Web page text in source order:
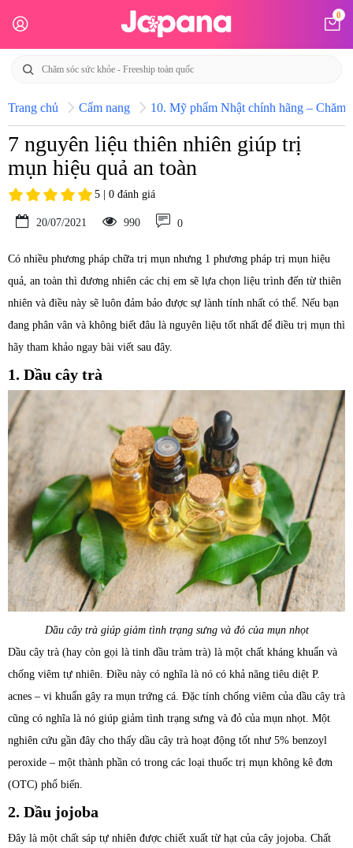
0
Trang chủ Cẩm nang 10. Mỹ phẩm Nhật chính hãng – Chăm
7 nguyên liệu thiên nhiên giúp trị
mụn hiệu quả an toàn
5 | 0 đánh giá
20/07/2021 990 0
Có nhiều phương pháp chữa trị mụn nhưng 1 phương pháp trị mụn hiệu
quả, an toàn thì đương nhiên các chị em sẽ lựa chọn liệu trình đến từ thiên
nhiên và điều này sẽ luôn đảm bảo được sự lành tính nhất có thể. Nếu bạn
đang phân vân và không biết đâu là nguyên liệu tốt nhất để điều trị mụn thì
hãy tham khảo ngay bài viết sau đây.
1. Dầu cây trà
Dầu cây trà giúp giảm tình trạng sưng và đỏ của mụn nhọt
Dầu cây trà (hay còn gọi là tinh dầu tràm trà) là một chất kháng khuẩn và
chống viêm tự nhiên. Điều này có nghĩa là nó có khả năng tiêu diệt P.
acnes – vi khuẩn gây ra mụn trứng cá. Đặc tính chống viêm của dầu cây trà
cũng có nghĩa là nó giúp giảm tình trạng sưng và đỏ của mụn nhọt. Một
nghiên cứu gần đây cho thấy dầu cây trà hoạt động tốt như 5% benzoyl
peroxide – một thành phần có trong các loại thuốc trị mụn không kê đơn
(OTC) phổ biến.
2. Dầu jojoba
Đây là một chất sáp tự nhiên được chiết xuất từ hạt của cây jojoba. Chất